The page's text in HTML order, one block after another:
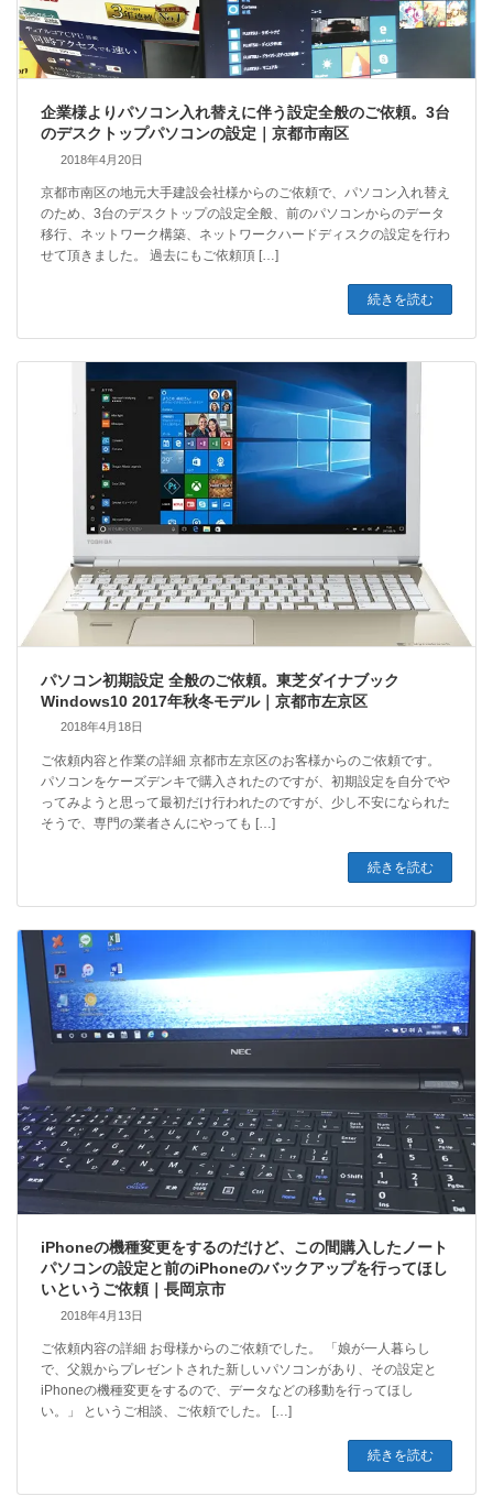
企業様よりパソコン入れ替えに伴う設定全般のご依頼。3台
のデスクトップパソコンの設定｜京都市南区
2018年4月20日
京都市南区の地元大手建設会社様からのご依頼で、パソコン入れ替え
のため、3台のデスクトップの設定全般、前のパソコンからのデータ
移行、ネットワーク構築、ネットワークハードディスクの設定を行わ
せて頂きました。 過去にもご依頼頂 […]
続きを読む
パソコン初期設定 全般のご依頼。東芝ダイナブック
Windows10 2017年秋冬モデル｜京都市左京区
2018年4月18日
ご依頼内容と作業の詳細 京都市左京区のお客様からのご依頼です。
パソコンをケーズデンキで購入されたのですが、初期設定を自分でや
ってみようと思って最初だけ行われたのですが、少し不安になられた
そうで、専門の業者さんにやっても […]
続きを読む
iPhoneの機種変更をするのだけど、この間購入したノート
パソコンの設定と前のiPhoneのバックアップを行ってほし
いというご依頼｜長岡京市
2018年4月13日
ご依頼内容の詳細 お母様からのご依頼でした。 「娘が一人暮らし
で、父親からプレゼントされた新しいパソコンがあり、その設定と
iPhoneの機種変更をするので、データなどの移動を行ってほし
い。」 というご相談、ご依頼でした。 […]
続きを読む